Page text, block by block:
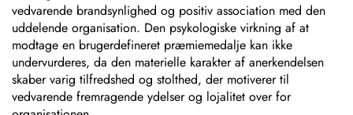
vedvarende brandsynlighed og positiv association med den
uddelende organisation. Den psykologiske virkning af at
modtage en brugerdefineret præmiemedalje kan ikke
undervurderes, da den materielle karakter af anerkendelsen
skaber varig tilfredshed og stolthed, der motiverer til
vedvarende fremragende ydelser og lojalitet over for